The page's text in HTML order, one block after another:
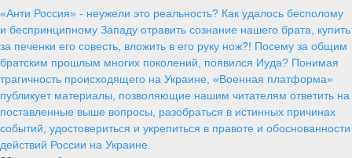
«Анти Россия» - неужели это реальность? Как удалось бесполому
и беспринципному Западу отравить сознание нашего брата, купить
за печенки его совесть, вложить в его руку нож?! Посему за общим
братским прошлым многих поколений, появился Иуда? Понимая
трагичность происходящего на Украине, «Военная платформа»
публикует материалы, позволяющие нашим читателям ответить на
поставленные выше вопросы, разобраться в истинных причинах
событий, удостовериться и укрепиться в правоте и обоснованности
действий России на Украине.